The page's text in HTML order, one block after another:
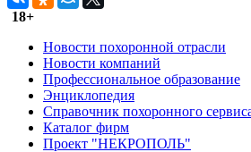
18+
Новости похоронной отрасли
Новости компаний
Профессиональное образование
Энциклопедия
Справочник похоронного
Каталог фирм
Проект "НЕКРОПОЛЬ"